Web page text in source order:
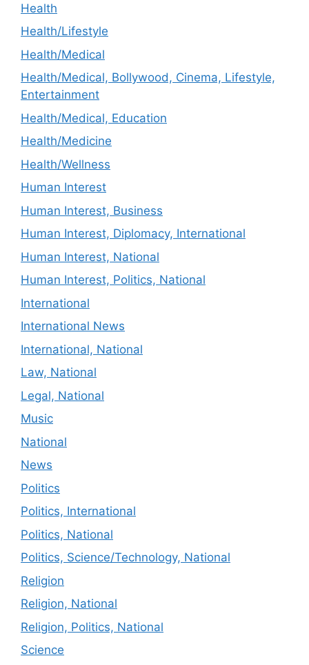
Health
Health/Lifestyle
Health/Medical
Health/Medical, Bollywood, Cinema, Lifestyle,
Entertainment
Health/Medical, Education
Health/Medicine
Health/Wellness
Human Interest
Human Interest, Business
Human Interest, Diplomacy, International
Human Interest, National
Human Interest, Politics, National
International
International News
International, National
Law, National
Legal, National
Music
National
News
Politics
Politics, International
Politics, National
Politics, Science/Technology, National
Religion
Religion, National
Religion, Politics, National
Science